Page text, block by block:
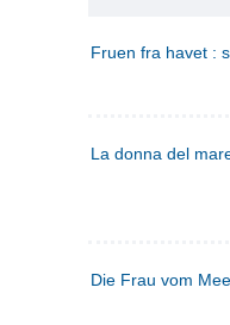
Fruen fra havet :
La donna del
Die Frau vom